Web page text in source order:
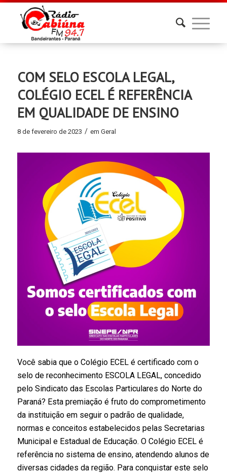
COM SELO ESCOLA LEGAL,
COLÉGIO ECEL É REFERÊNCIA
EM QUALIDADE DE ENSINO
8 de fevereiro de 2023 / em Geral
Você sabia que o Colégio ECEL é certificado com o
selo de reconhecimento ESCOLA LEGAL, concedido
pelo Sindicato das Escolas Particulares do Norte do
Paraná? Esta premiação é fruto do comprometimento
da instituição em seguir o padrão de qualidade,
normas e conceitos estabelecidos pelas Secretarias
Municipal e Estadual de Educação. O Colégio ECEL é
referência no sistema de ensino, atendendo alunos de
diversas cidades da região. Para conquistar este selo